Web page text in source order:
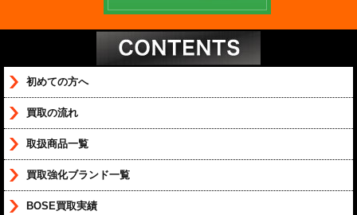
初めての方へ
買取の流れ
取扱商品一覧
買取強化ブランド一覧
BOSE買取実績